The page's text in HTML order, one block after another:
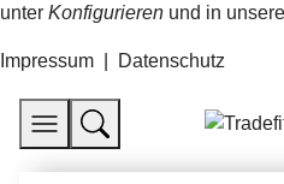
unter Konfigurieren und in
Impressum Datenschutz